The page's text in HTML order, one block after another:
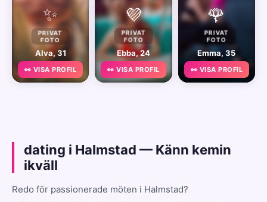
✨
PRIVAT
FOTO
Alva, 31
👀 VISA PROFIL
💜
PRIVAT
FOTO
Ebba, 24
👀 VISA PROFIL
🌹
PRIVAT
FOTO
Emma, 35
👀 VISA PROFIL
dating i Halmstad — Känn kemin
ikväll
Redo för passionerade möten i Halmstad?